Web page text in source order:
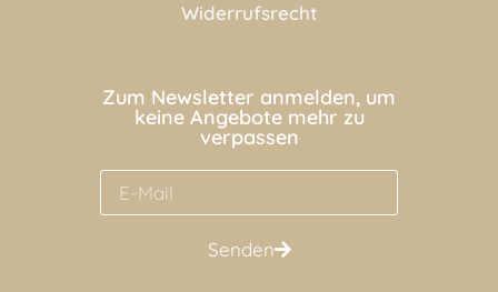
Widerrufsrecht
Zum Newsletter anmelden, um
keine Angebote mehr zu
verpassen
Senden